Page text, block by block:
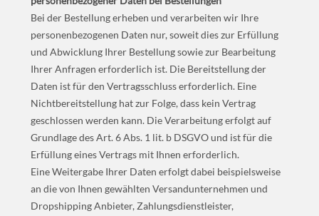
Bei der Bestellung erheben und verarbeiten wir Ihre
personenbezogenen Daten nur, soweit dies zur Erfüllung
und Abwicklung Ihrer Bestellung sowie zur Bearbeitung
Ihrer Anfragen erforderlich ist. Die Bereitstellung der
Daten ist für den Vertragsschluss erforderlich. Eine
Nichtbereitstellung hat zur Folge, dass kein Vertrag
geschlossen werden kann. Die Verarbeitung erfolgt auf
Grundlage des Art. 6 Abs. 1 lit. b DSGVO und ist für die
Erfüllung eines Vertrags mit Ihnen erforderlich.
Eine Weitergabe Ihrer Daten erfolgt dabei beispielsweise
an die von Ihnen gewählten Versandunternehmen und
Dropshipping Anbieter, Zahlungsdienstleister,